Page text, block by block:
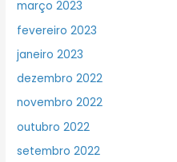
março 2023
fevereiro 2023
janeiro 2023
dezembro 2022
novembro 2022
outubro 2022
setembro 2022